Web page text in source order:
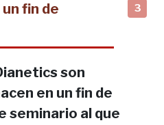
fin de
3
son
en un fin de
seminario al que